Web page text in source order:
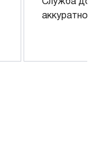
Служба
аккуратно